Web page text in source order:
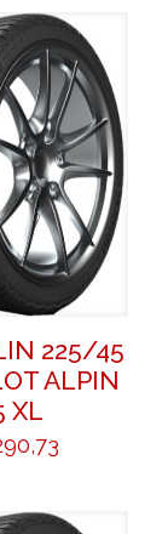
225/45
ALPIN
XL